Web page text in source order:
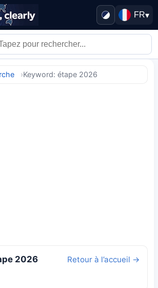
FR▾
Keyword: étape 2026
2026 Retour à l’accueil →